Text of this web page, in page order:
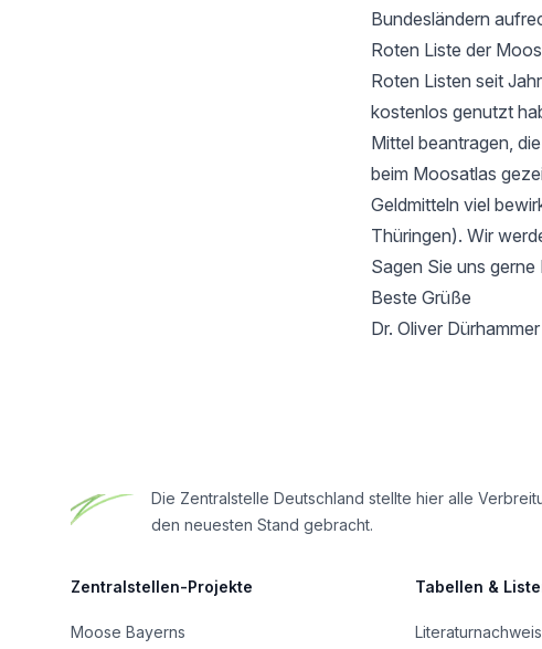
Bundesländern
Roten Liste der
Roten Listen seit
kostenlos genutzt
Mittel beantragen,
beim Moosatlas
Geldmitteln viel
Thüringen). Wir
Sagen Sie uns
Beste Grüße
Dr. Oliver Dürhammer
Die Zentralstelle Deutschland stellte hier alle
den neuesten Stand gebracht.
Zentralstellen-Projekte
Moose Bayerns
Tabellen &